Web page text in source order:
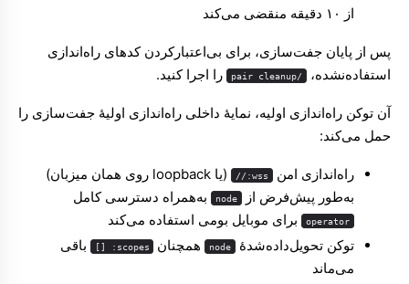
از ۱۰ دقیقه منقضی می‌کند
پس از پایان جفت‌سازی، برای بی‌اعتبارکردن کدهای راه‌اندازی
استفاده‌نشده،
/pair cleanup را اجرا کنید.
آن توکن راه‌اندازی اولیه، نمایهٔ داخلی راه‌اندازی اولیهٔ جفت‌سازی را
حمل می‌کند:
راه‌اندازی امن wss://
(یا loopback روی همان میزبان)
به‌طور پیش‌فرض از
node به‌همراه دسترسی کامل
operator برای موبایل بومی استفاده می‌کند
توکن تحویل‌داده‌شدهٔ
node همچنان scopes: []
باقی
می‌ماند